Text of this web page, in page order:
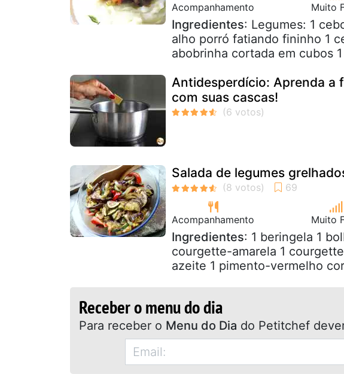
Acompanhamento Muito
Ingredientes: Legumes: 1
alho porró fatiando fininho 1
abobrinha cortada em cubos
Antidesperdício: Aprenda a
com suas cascas!
Salada de legumes
Acompanhamento Muito
Ingredientes: 1 beringela 1
courgette-amarela 1
azeite 1 pimento-vermelho
Receber o menu do dia
Para receber o Menu do Dia do Petitchef